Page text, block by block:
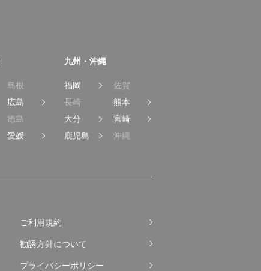
島根
広島
徳島
愛媛
九州・沖縄
福岡
佐賀
長崎
熊本
大分
宮崎
鹿児島
沖縄
ご利用規約
勧誘方針について
プライバシーポリシー